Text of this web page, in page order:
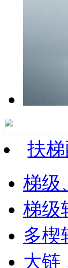
扶
梯级
梯级
多楔
大链